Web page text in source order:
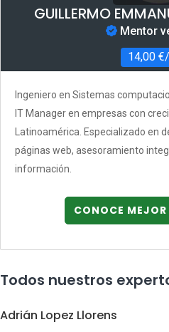
GUILLERMO
Mentor
14,00
Ingeniero en Sistemas
IT Manager en empresas con
Latinoamérica. Especializado en
páginas web, asesoramiento
información.
CONOCE MEJOR
Todos nuestros
Adrián Lopez Llorens